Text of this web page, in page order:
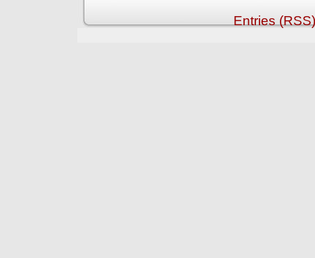
Entries (RSS)